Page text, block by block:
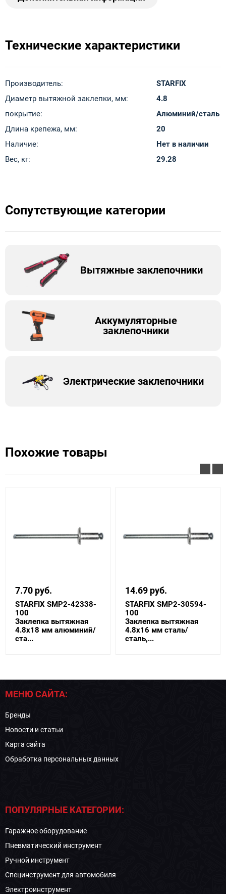
Технические характеристики
Производитель:
STARFIX
Диаметр вытяжной заклепки, мм:
4.8
покрытие:
Алюминий/сталь
Длина крепежа, мм:
20
Наличие:
Нет в наличии
Вес, кг:
29.28
Сопутствующие категории
Вытяжные заклепочники
Аккумуляторные
заклепочники
Электрические заклепочники
Похожие товары
7.70 руб.
STARFIX SMP2-42338-
100
Заклепка вытяжная
4.8х18 мм алюминий/
ста...
14.69 руб.
STARFIX SMP2-30594-
100
Заклепка вытяжная
4.8х16 мм сталь/
сталь,...
МЕНЮ САЙТА:
Бренды
Новости и статьи
Карта сайта
Обработка персональных данных
ПОПУЛЯРНЫЕ КАТЕГОРИИ:
Гаражное оборудование
Пневматический инструмент
Ручной инструмент
Специнструмент для автомобиля
Электроинструмент